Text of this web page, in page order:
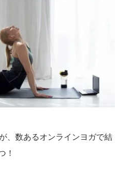
、数あるオンラインヨガで結
！